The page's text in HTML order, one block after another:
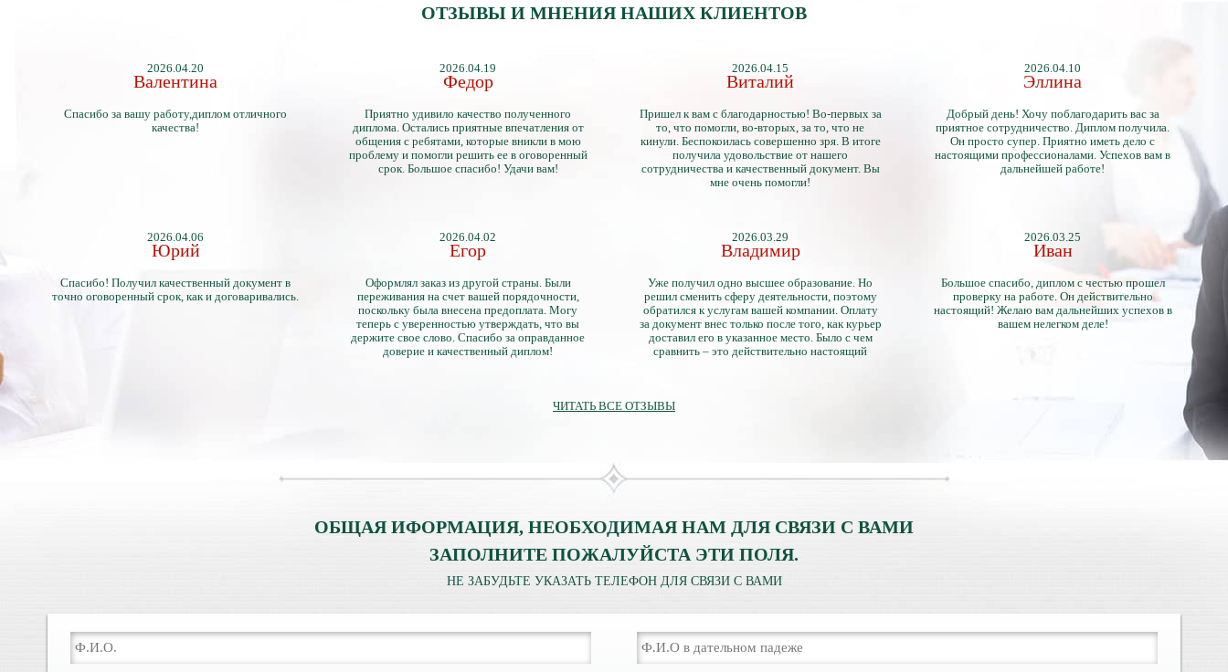
ОТЗЫВЫ И МНЕНИЯ НАШИХ КЛИЕНТОВ
2026.04.20
Валентина
Спасибо за вашу работу,диплом отличного
качества!
2026.04.19
Федор
Приятно удивило качество полученного
диплома. Остались приятные впечатления от
общения с ребятами, которые вникли в мою
проблему и помогли решить ее в оговоренный
срок. Большое спасибо! Удачи вам!
2026.04.15
Виталий
Пришел к вам с благодарностью! Во-первых за
то, что помогли, во-вторых, за то, что не
кинули. Беспокоилась совершенно зря. В итоге
получила удовольствие от нашего
сотрудничества и качественный документ. Вы
мне очень помогли!
2026.04.10
Эллина
Добрый день! Хочу поблагодарить вас за
приятное сотрудничество. Диплом получила.
Он просто супер. Приятно иметь дело с
настоящими профессионалами. Успехов вам в
дальнейшей работе!
2026.04.06
Юрий
Спасибо! Получил качественный документ в
точно оговоренный срок, как и договаривались.
2026.04.02
Егор
Оформлял заказ из другой страны. Были
переживания на счет вашей порядочности,
поскольку была внесена предоплата. Могу
теперь с уверенностью утверждать, что вы
держите свое слово. Спасибо за оправданное
доверие и качественный диплом!
2026.03.29
Владимир
Уже получил одно высшее образование. Но
решил сменить сферу деятельности, поэтому
обратился к услугам вашей компании. Оплату
за документ внес только после того, как курьер
доставил его в указанное место. Было с чем
сравнить – это действительно настоящий
2026.03.25
Иван
Большое спасибо, диплом с честью прошел
проверку на работе. Он действительно
настоящий! Желаю вам дальнейших успехов в
вашем нелегком деле!
ЧИТАТЬ ВСЕ ОТЗЫВЫ
ОБЩАЯ ИФОРМАЦИЯ, НЕОБХОДИМАЯ НАМ ДЛЯ СВЯЗИ С ВАМИ
ЗАПОЛНИТЕ ПОЖАЛУЙСТА ЭТИ ПОЛЯ.
НЕ ЗАБУДЬТЕ УКАЗАТЬ ТЕЛЕФОН ДЛЯ СВЯЗИ С ВАМИ